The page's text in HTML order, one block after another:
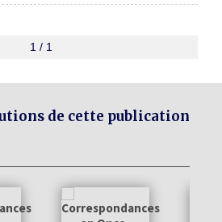
1 / 1
de cette publication